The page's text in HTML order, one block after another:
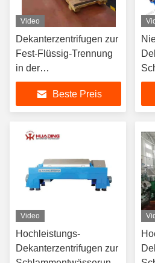
Video
Dekanterzentrifugen zur
Fest-Flüssig-Trennung
in der
Schlammentwässerung
mit Doppelmotorantrieb
und automatischem
Beste Preis
mit
Video
Hochleistungs-
Dekanterzentrifugen zur